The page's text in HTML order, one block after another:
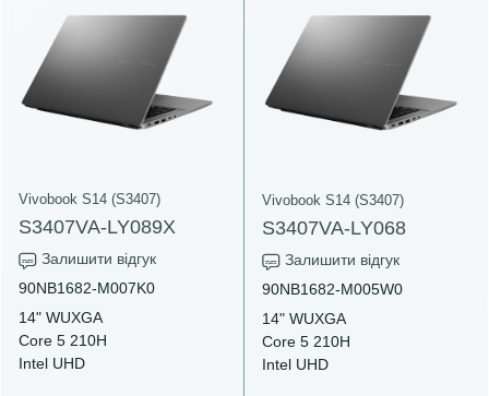
Vivobook S14 (S3407)
S3407VA-LY089X
Залишити відгук
90NB1682-M007K0
14" WUXGA
Core 5 210H
Intel UHD
Vivobook S14 (S3407)
S3407VA-LY068
Залишити відгук
90NB1682-M005W0
14" WUXGA
Core 5 210H
Intel UHD